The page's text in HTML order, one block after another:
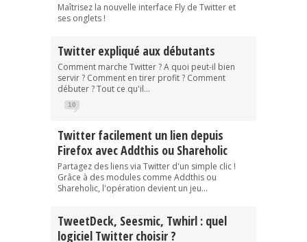
Maîtrisez la nouvelle interface Fly de Twitter et
ses onglets !
Twitter expliqué aux débutants
Comment marche Twitter ? A quoi peut-il bien
servir ? Comment en tirer profit ? Comment
débuter ? Tout ce qu'il...
10
Twitter facilement un lien depuis
Firefox avec Addthis ou Shareholic
Partagez des liens via Twitter d'un simple clic !
Grâce à des modules comme Addthis ou
Shareholic, l'opération devient un jeu...
TweetDeck, Seesmic, Twhirl : quel
logiciel Twitter choisir ?